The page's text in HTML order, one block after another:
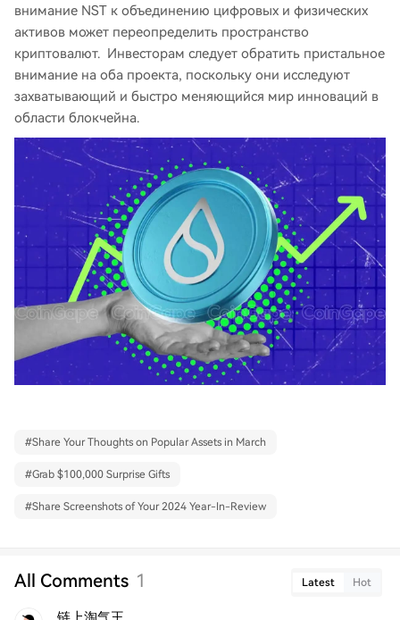
внимание NST к объединению цифровых и физических
активов может переопределить пространство
криптовалют. Инвесторам следует обратить пристальное
внимание на оба проекта, поскольку они исследуют
захватывающий и быстро меняющийся мир инноваций в
области блокчейна.
#Share Your Thoughts on Popular Assets in March
#Grab $100,000 Surprise Gifts
#Share Screenshots of Your 2024 Year-In-Review
All Comments 1 Latest Hot